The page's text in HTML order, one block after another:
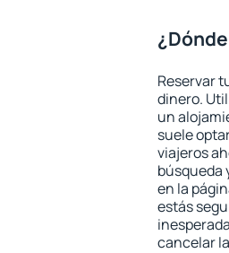
Reservar
dinero.
un
suele
viajeros
búsqueda
en la
estás
cancelar